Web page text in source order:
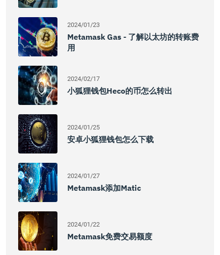
2024/01/23
Metamask Gas - 了解以太坊的转账费
用
2024/02/17
小狐狸钱包heco的币怎么转出
2024/01/25
安卓小狐狸钱包怎么下载
2024/01/27
Metamask添加Matic
2024/01/22
Metamask免费交易额度